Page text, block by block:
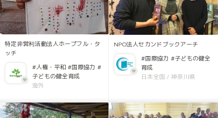
特定非営利活動法人ホープフル・タ
ッチ
#人権・平和 #国際協力 #
子どもの健全育成
海外
NPO法人セカンドブックアーチ
#国際協力 #子どもの健全
育成
日本全国 / 神奈川県